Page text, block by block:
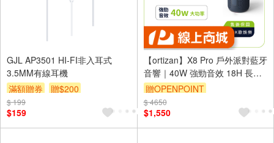
GJL AP3501 HI-FI非入耳式
3.5MM有線耳機
滿額贈券
贈$200
$ 199
$159
【ortizan】X8 Pro 戶外派對藍牙
音響｜40W 強勁音效 18H 長效
續航 IPX7 防水
贈OPENPOINT
$ 4650
$1,550